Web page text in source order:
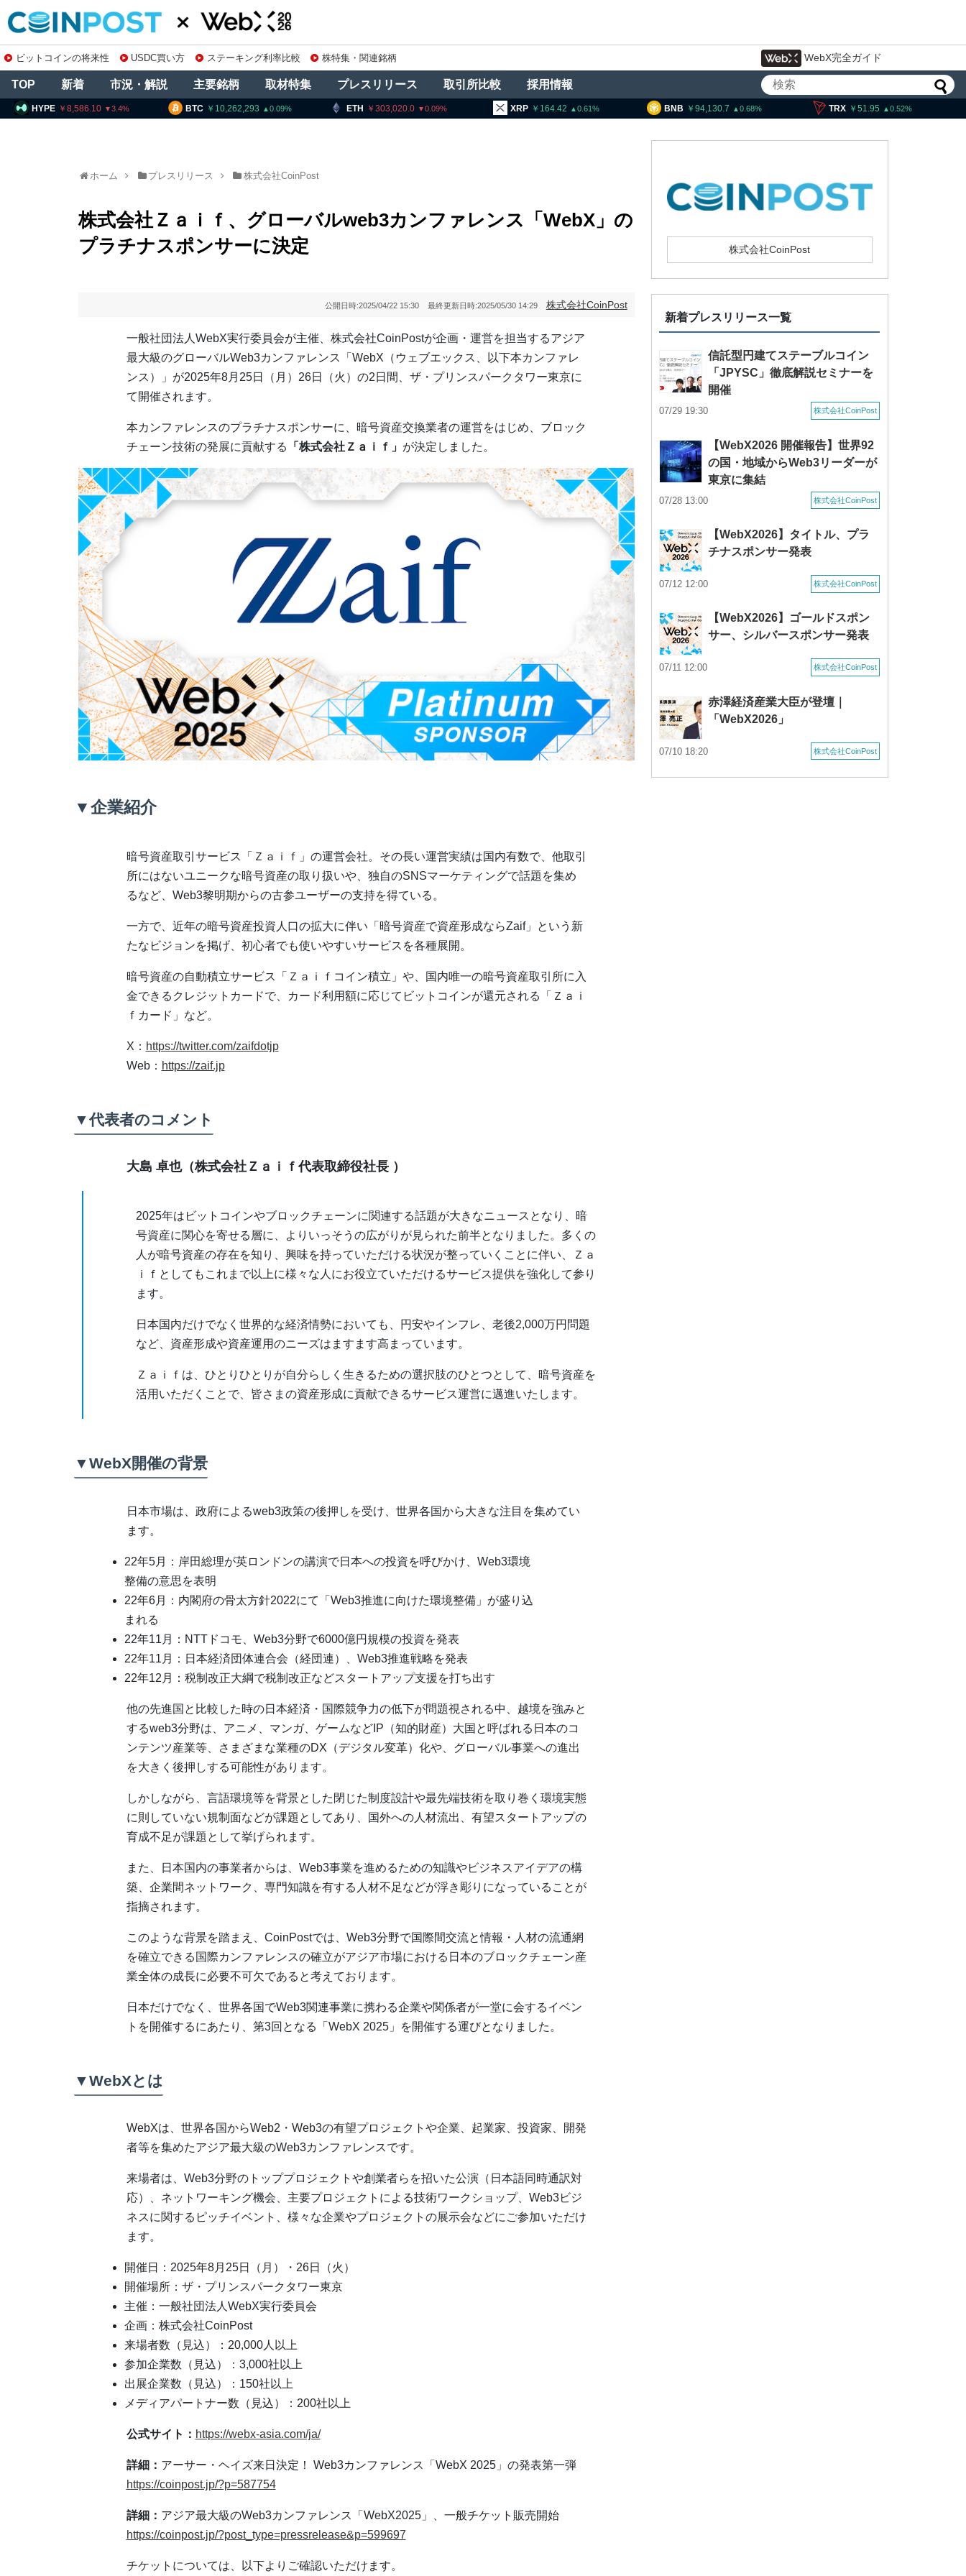
ビットコインの将来性 USDC買い方 ステーキング利率比較 株特集・関連銘柄 WebX完全ガイド
TOP 新着 市況・解説 主要銘柄 取材特集 プレスリリース 取引所比較 採用情報
BTC 10,262,293 0.09 ETH 303,020.0 0.09 164.42 0.61 94,130.7 0.68 51.95 0.52
8,586.10 3.4
ホーム プレスリリース 株式会社CoinPost
株式会社Ｚａｉｆ、グローバルweb3カンファレンス「WebX」の
プラチナスポンサーに決定
公開日時:2025/04/22 15:30 最終更新日時:2025/05/30 14:29 株式会社CoinPost
一般社団法人WebX実行委員会が主催、株式会社CoinPostが企画・運営を担当するアジア
最大級のグローバルWeb3カンファレンス「WebX（ウェブエックス、以下本カンファレ
ンス）」が2025年8月25日（月）26日（火）の2日間、ザ・プリンスパークタワー東京に
て開催されます。
本カンファレンスのプラチナスポンサーに、暗号資産交換業者の運営をはじめ、ブロック
チェーン技術の発展に貢献する 「株式会社Ｚａｉｆ」 が決定しました。
▼企業紹介
暗号資産取引サービス「Ｚａｉｆ」の運営会社。その長い運営実績は国内有数で、他取引
所にはないユニークな暗号資産の取り扱いや、独自のSNSマーケティングで話題を集め
るなど、Web3黎明期からの古参ユーザーの支持を得ている。
一方で、近年の暗号資産投資人口の拡大に伴い「暗号資産で資産形成ならZaif」という新
たなビジョンを掲げ、初心者でも使いやすいサービスを各種展開。
暗号資産の自動積立サービス「Ｚａｉｆコイン積立」や、国内唯一の暗号資産取引所に入
金できるクレジットカードで、カード利用額に応じてビットコインが還元される「Ｚａｉ
ｆカード」など。
X： https://twitter.com/zaifdotjp
Web： https://zaif.jp
▼代表者のコメント
大島 卓也（株式会社Ｚａｉｆ代表取締役社長 ）
2025年はビットコインやブロックチェーンに関連する話題が大きなニュースとなり、暗
号資産に関心を寄せる層に、よりいっそうの広がりが見られた前半となりました。多くの
人が暗号資産の存在を知り、興味を持っていただける状況が整っていくことに伴い、Ｚａ
ｉｆとしてもこれまで以上に様々な人にお役立ていただけるサービス提供を強化して参り
ます。
日本国内だけでなく世界的な経済情勢においても、円安やインフレ、老後2,000万円問題
など、資産形成や資産運用のニーズはますます高まっています。
Ｚａｉｆは、ひとりひとりが自分らしく生きるための選択肢のひとつとして、暗号資産を
活用いただくことで、皆さまの資産形成に貢献できるサービス運営に邁進いたします。
▼WebX開催の背景
日本市場は、政府によるweb3政策の後押しを受け、世界各国から大きな注目を集めてい
ます。
22年5月：岸田総理が英ロンドンの講演で日本への投資を呼びかけ、Web3環境
整備の意思を表明
22年6月：内閣府の骨太方針2022にて「Web3推進に向けた環境整備」が盛り込
まれる
22年11月：NTTドコモ、Web3分野で6000億円規模の投資を発表
22年11月：日本経済団体連合会（経団連）、Web3推進戦略を発表
22年12月：税制改正大綱で税制改正などスタートアップ支援を打ち出す
他の先進国と比較した時の日本経済・国際競争力の低下が問題視される中、越境を強みと
するweb3分野は、アニメ、マンガ、ゲームなどIP（知的財産）大国と呼ばれる日本のコ
ンテンツ産業等、さまざまな業種のDX（デジタル変革）化や、グローバル事業への進出
を大きく後押しする可能性があります。
しかしながら、言語環境等を背景とした閉じた制度設計や最先端技術を取り巻く環境実態
に則していない規制面などが課題としてあり、国外への人材流出、有望スタートアップの
育成不足が課題として挙げられます。
また、日本国内の事業者からは、Web3事業を進めるための知識やビジネスアイデアの構
築、企業間ネットワーク、専門知識を有する人材不足などが浮き彫りになっていることが
指摘されます。
このような背景を踏まえ、CoinPostでは、Web3分野で国際間交流と情報・人材の流通網
を確立できる国際カンファレンスの確立がアジア市場における日本のブロックチェーン産
業全体の成長に必要不可欠であると考えております。
日本だけでなく、世界各国でWeb3関連事業に携わる企業や関係者が一堂に会するイベン
トを開催するにあたり、第3回となる「WebX 2025」を開催する運びとなりました。
▼WebXとは
WebXは、世界各国からWeb2・Web3の有望プロジェクトや企業、起業家、投資家、開発
者等を集めたアジア最大級のWeb3カンファレンスです。
来場者は、Web3分野のトッププロジェクトや創業者らを招いた公演（日本語同時通訳対
応）、ネットワーキング機会、主要プロジェクトによる技術ワークショップ、Web3ビジ
ネスに関するピッチイベント、様々な企業やプロジェクトの展示会などにご参加いただけ
ます。
開催日：2025年8月25日（月）・26日（火）
開催場所：ザ・プリンスパークタワー東京
主催：一般社団法人WebX実行委員会
企画：株式会社CoinPost
来場者数（見込）：20,000人以上
参加企業数（見込）：3,000社以上
出展企業数（見込）：150社以上
メディアパートナー数（見込）：200社以上
公式サイト： https://webx-asia.com/ja/
詳細： アーサー・ヘイズ来日決定！ Web3カンファレンス「WebX 2025」の発表第一弾
https://coinpost.jp/?p=587754
詳細： アジア最大級のWeb3カンファレンス「WebX2025」、一般チケット販売開始
https://coinpost.jp/?post_type=pressrelease&p=599697
チケットについては、以下よりご確認いただけます。
株式会社CoinPost
新着プレスリリース一覧
信託型円建てステーブルコイン
「JPYSC」徹底解説セミナーを
開催
株式会社CoinPost
07/29 19:30
【WebX2026 開催報告】世界92
の国・地域からWeb3リーダーが
東京に集結
株式会社CoinPost
07/28 13:00
【WebX2026】タイトル、プラ
チナスポンサー発表
株式会社CoinPost
07/12 12:00
【WebX2026】ゴールドスポン
サー、シルバースポンサー発表
株式会社CoinPost
07/11 12:00
赤澤経済産業大臣が登壇｜
「WebX2026」
株式会社CoinPost
07/10 18:20